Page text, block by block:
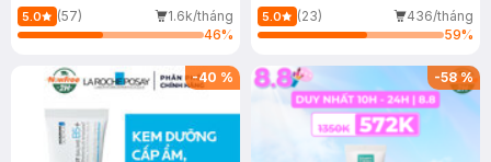
Dầu 500ml
5.0 (57)
1.6k/tháng
46%
(Mới)
5.0 (23)
436/tháng
59%
-40 % -58%